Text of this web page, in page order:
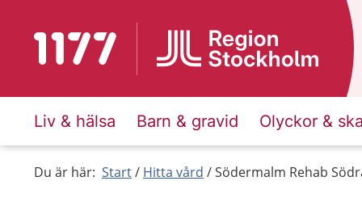
Till startsidan för 1177
Liv & hälsa Barn & gravid Olyckor &
Du är här: Start Hitta vård Södermalm Rehab